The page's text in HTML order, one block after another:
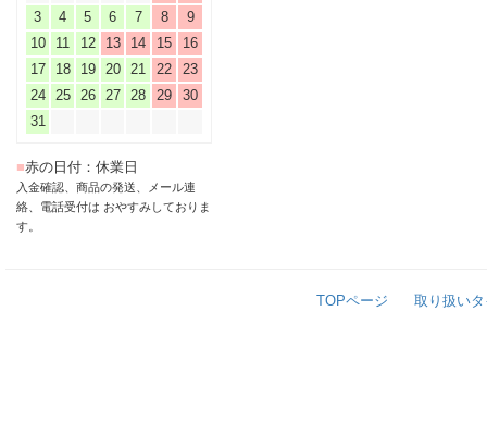
3
4 5 6 7 8
9
10
11 12 13 14 15
16
17
18 19 20 21 22
23
24
25 26 27 28 29
30
31
■赤の日付：休業日
入金確認、商品の発送、メール連
絡、電話受付は おやすみしておりま
す。
TOPページ 取り扱い